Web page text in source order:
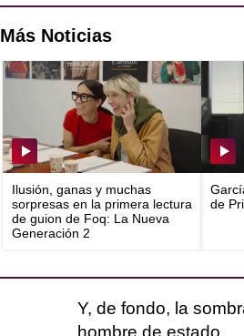
Más Noticias
Ilusión, ganas y muchas
sorpresas en la primera lectura
de guion de Foq: La Nueva
Generación 2
de
Y, de fondo, la
hombre de estado.